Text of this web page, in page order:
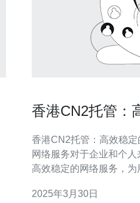
香港CN2托管：
香港CN2托管：高效稳定的网络服务 在
网络服务对于企业和个
高效稳定的网络服务，
信推出的网络服务，它通
2025年3月30日